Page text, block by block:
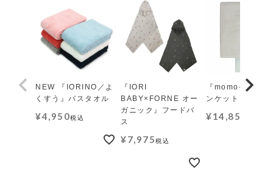
NEW 『IORINO／よ
くすう』バスタオル
¥4,950税込
『IORI
BABY×FORNE オー
ガニック』フードバ
ス
¥7,975税込
『momo-モモ』
ンケット レギュ
¥14,850